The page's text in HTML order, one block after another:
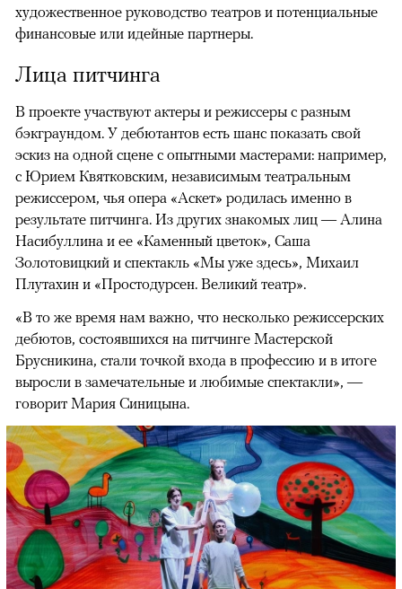
художественное руководство театров и потенциальные
финансовые или идейные партнеры.
Лица питчинга
В проекте участвуют актеры и режиссеры с разным
бэкграундом. У дебютантов есть шанс показать свой
эскиз на одной сцене с опытными мастерами: например,
с Юрием Квятковским, независимым театральным
режиссером, чья опера «Аскет» родилась именно в
результате питчинга. Из других знакомых лиц — Алина
Насибуллина и ее «Каменный цветок», Саша
Золотовицкий и спектакль «Мы уже здесь», Михаил
Плутахин и «Простодурсен. Великий театр».
«В то же время нам важно, что несколько режиссерских
дебютов, состоявшихся на питчинге Мастерской
Брусникина, стали точкой входа в профессию и в итоге
выросли в замечательные и любимые спектакли», —
говорит Мария Синицына.